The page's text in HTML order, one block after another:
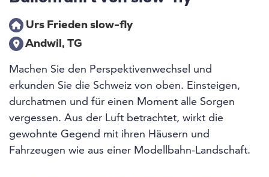
Urs Frieden slow-fly
Andwil, TG
Machen Sie den Perspektivenwechsel und
erkunden Sie die Schweiz von oben. Einsteigen,
durchatmen und für einen Moment alle Sorgen
vergessen. Aus der Luft betrachtet, wirkt die
gewohnte Gegend mit ihren Häusern und
Fahrzeugen wie aus einer Modellbahn-Landschaft.